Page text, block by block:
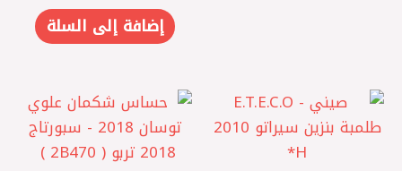
إضافة إلى السلة